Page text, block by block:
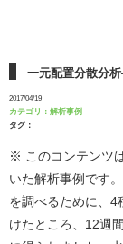
一元配置分散分
2017/04/19
カテゴリ： 解析事例
タグ：
※ このコンテンツ
いた解析事例です
を調べるために、4
けたところ、12週